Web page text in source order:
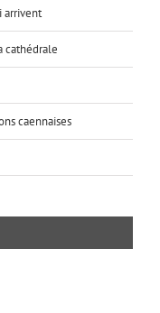
arrivent
cathédrale
caennaises